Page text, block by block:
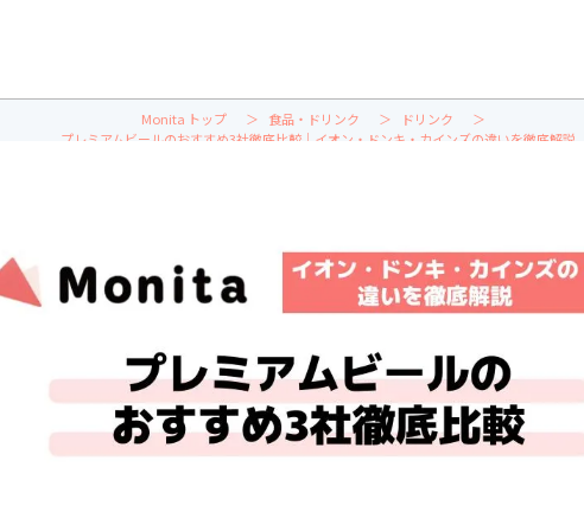
Monita トップ 食品・ドリンク
ドリンク
プレミアムビールのおすすめ3社徹底比較｜イオン・ドンキ・カインズの違いを徹底解説